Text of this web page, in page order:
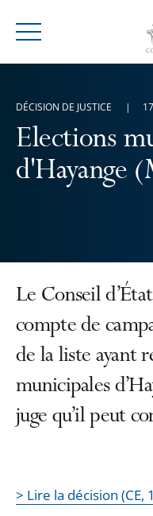
Menu
Elections
d'Hayange
DÉCISION DE JUSTICE
Le Conseil
compte de
de la liste ayant
municipales
juge qu’il peut
> Lire la décision (CE,